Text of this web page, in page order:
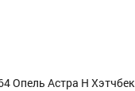
Опель Астра H Хэтчбек